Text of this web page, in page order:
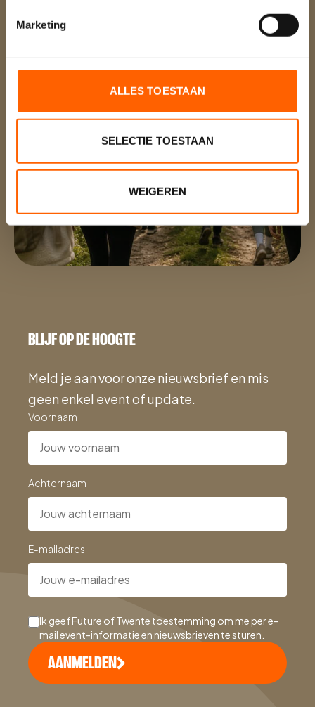
Marketing
ALLES TOESTAAN
SELECTIE TOESTAAN
WEIGEREN
BLIJF OP DE HOOGTE
Meld je aan voor onze nieuwsbrief en mis
geen enkel event of update.
Voornaam
Achternaam
E-mailadres
Ik geef Future of Twente toestemming om me per e-
mail event-informatie en nieuwsbrieven te sturen.
AANMELDEN